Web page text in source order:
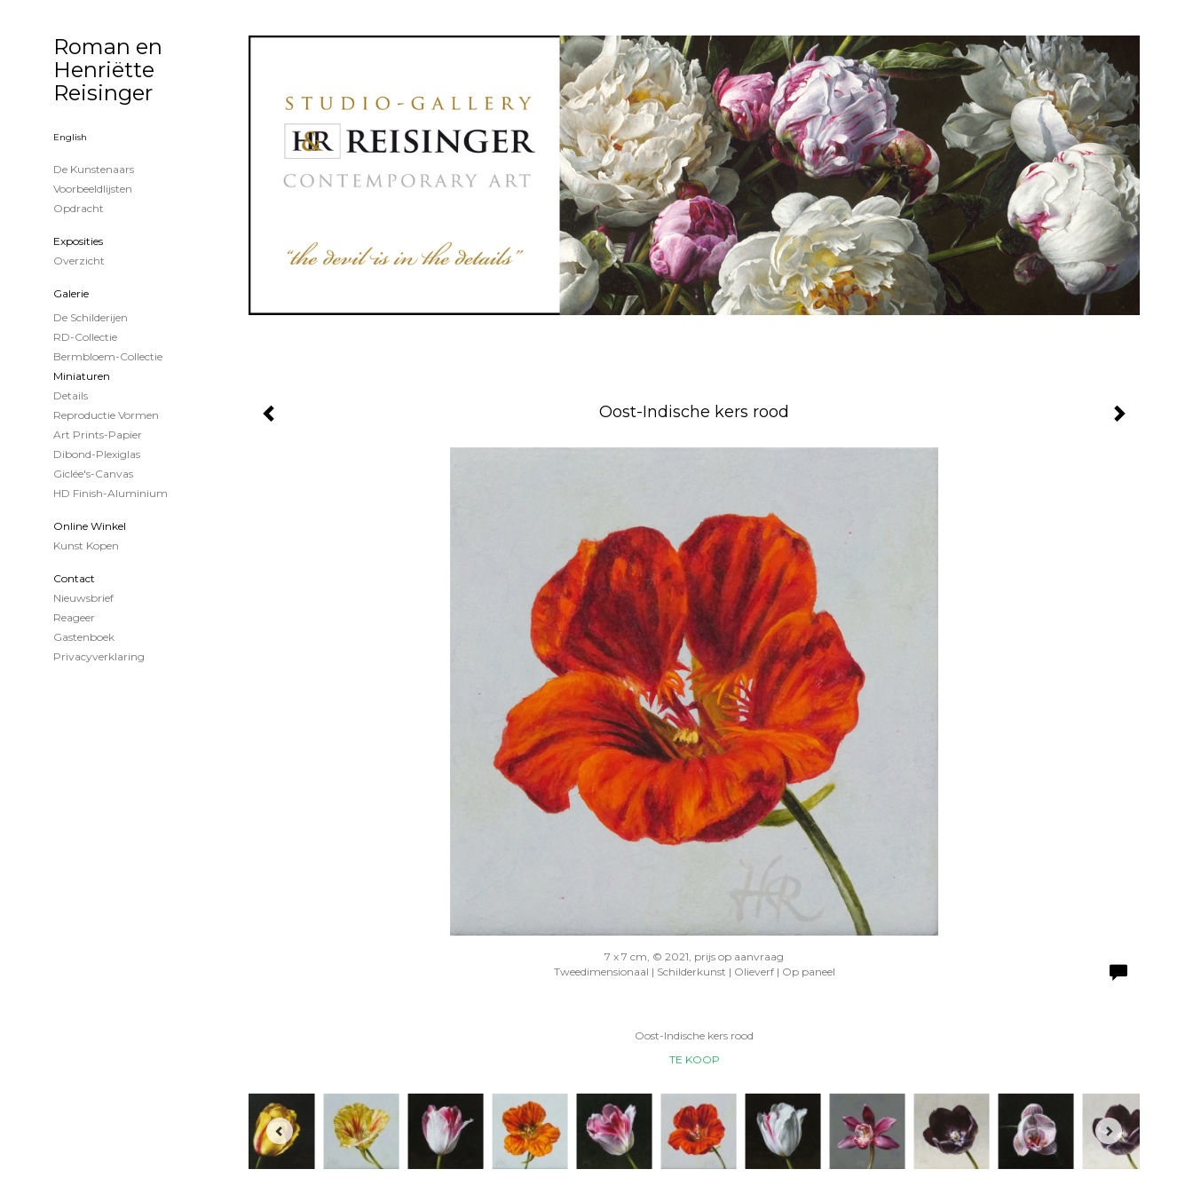
Oost-Indische kers rood
7 x 7 cm, © 2021, prijs op aanvraag
Tweedimensionaal | Schilderkunst | Olieverf | Op paneel
Oost-Indische kers rood
TE KOOP
Roman en
Henriëtte
Reisinger
English
De Kunstenaars
Voorbeeldlijsten
Opdracht
Exposities
Overzicht
Galerie
De Schilderijen
RD-Collectie
Bermbloem-Collectie
Miniaturen
Details
Reproductie Vormen
Art Prints-Papier
Dibond-Plexiglas
Giclée's-Canvas
HD Finish-Aluminium
Online Winkel
Kunst Kopen
Contact
Nieuwsbrief
Reageer
Gastenboek
Privacyverklaring